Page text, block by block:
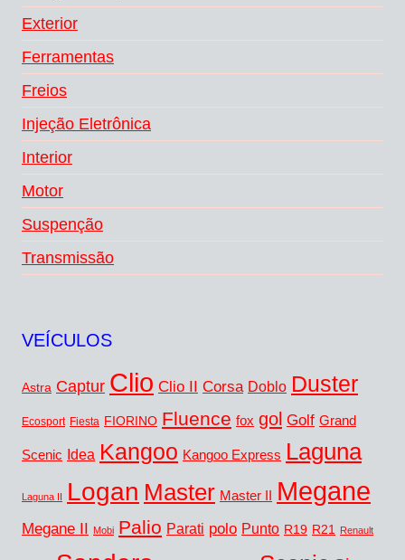
Exterior
Ferramentas
Freios
Injeção Eletrônica
Interior
Motor
Suspenção
Transmissão
VEÍCULOS
Astra Captur Clio Clio II Corsa Doblo Duster
Ecosport Fiesta FIORINO Fluence fox gol Golf Grand
Scenic Idea Kangoo Kangoo Express Laguna
Laguna II Logan Master Master II Megane
Megane II Mobi Palio Parati polo Punto R19 R21 Renault